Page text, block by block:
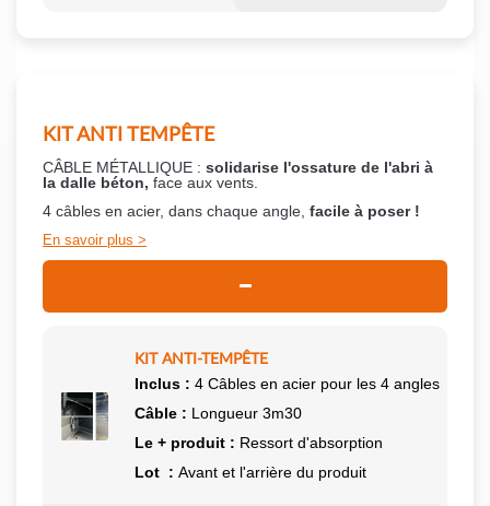
KIT ANTI TEMPÊTE
CÂBLE MÉTALLIQUE : solidarise l'ossature de l'abri à
la dalle béton, face aux vents.
4 câbles en acier, dans chaque angle, facile à poser !
En savoir plus
KIT ANTI-TEMPÊTE
Inclus : 4 Câbles en acier pour les 4 angles
Câble : Longueur 3m30
Le + produit : Ressort d'absorption
Lot : Avant et l'arrière du produit